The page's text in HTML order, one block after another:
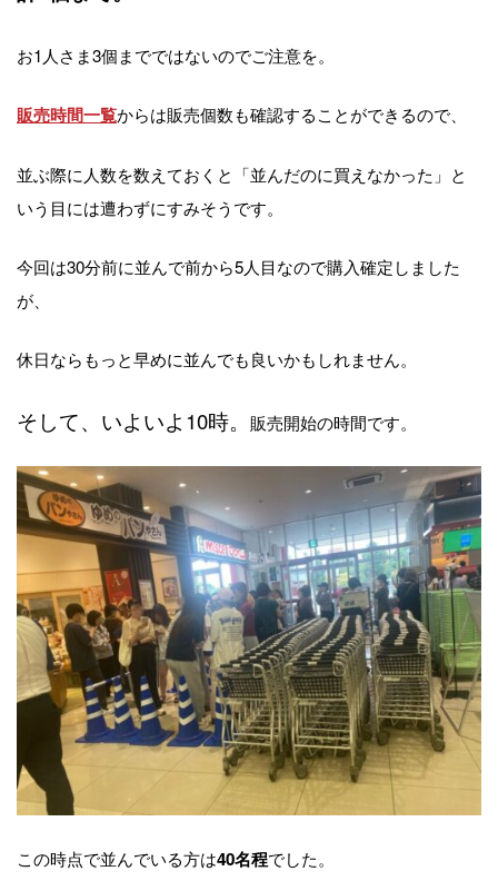
お1人さま3個までではないのでご注意を。
販売時間一覧からは販売個数も確認することができるので、
並ぶ際に人数を数えておくと「並んだのに買えなかった」と
いう目には遭わずにすみそうです。
今回は30分前に並んで前から5人目なので購入確定しました
が、
休日ならもっと早めに並んでも良いかもしれません。
そして、いよいよ10時。 販売開始の時間です。
この時点で並んでいる方は40名程でした。